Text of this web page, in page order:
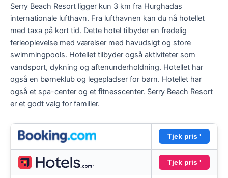
Serry Beach Resort ligger kun 3 km fra Hurghadas
internationale lufthavn. Fra lufthavnen kan du nå hotellet
med taxa på kort tid. Dette hotel tilbyder en fredelig
ferieoplevelse med værelser med havudsigt og store
swimmingpools. Hotellet tilbyder også aktiviteter som
vandsport, dykning og aftenunderholdning. Hotellet har
også en børneklub og legepladser for børn. Hotellet har
også et spa-center og et fitnesscenter. Serry Beach Resort
er et godt valg for familier.
Tjek pris '
Tjek pris '